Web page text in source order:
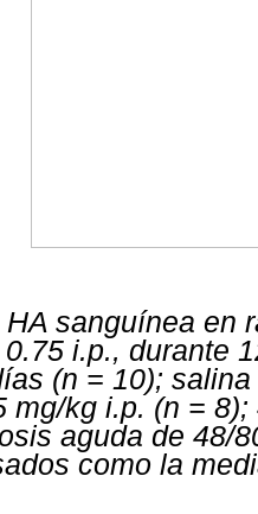
sanguínea en
i.p., durante
(n = 10);
mg/kg i.p. (n =
aguda de 48/
como la